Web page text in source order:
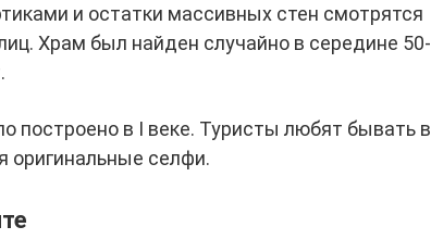
и остатки массивных стен смотрятся
Храм был найден случайно в середине 50-
построено в I веке. Туристы любят бывать в
оригинальные селфи.